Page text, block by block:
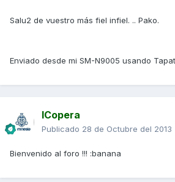
Salu2 de vuestro más fiel infiel. .. Pako.
Enviado desde mi SM-N9005 usando
ICopera
Publicado 28 de Octubre del 2013
Bienvenido al foro !!! :banana